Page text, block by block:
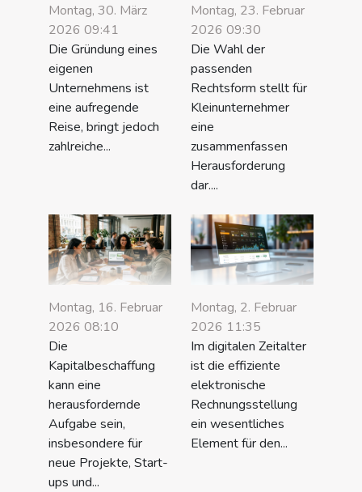
Montag, 30. März
2026 09:41
Die Gründung eines
eigenen
Unternehmens ist
eine aufregende
Reise, bringt jedoch
zahlreiche...
Montag, 23. Februar
2026 09:30
Die Wahl der
passenden
Rechtsform stellt für
Kleinunternehmer
eine
zusammenfassen
Herausforderung
dar....
Montag, 16. Februar
2026 08:10
Die
Kapitalbeschaffung
kann eine
herausfordernde
Aufgabe sein,
insbesondere für
neue Projekte, Start-
ups und...
Montag, 2. Februar
2026 11:35
Im digitalen Zeitalter
ist die effiziente
elektronische
Rechnungsstellung
ein wesentliches
Element für den...